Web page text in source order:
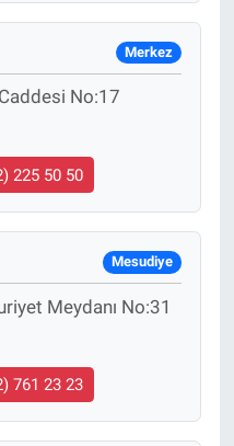
Merkez
No:17
225 50 50
Mesudiye
Meydanı No:31
761 23 23